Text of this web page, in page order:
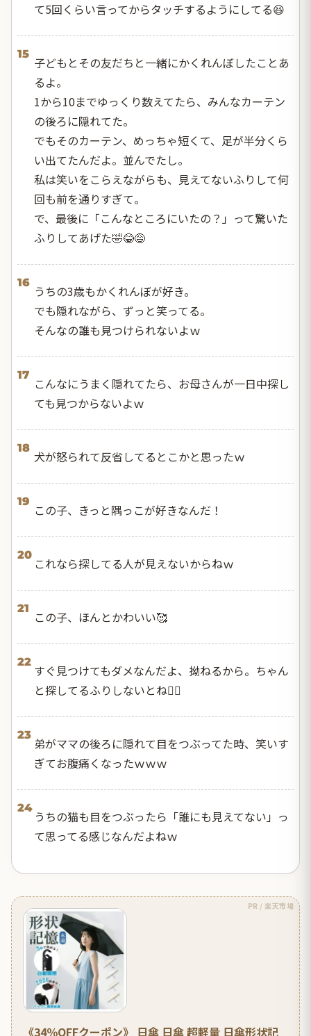
て5回くらい言ってからタッチするようにしてる😆
15
子どもとその友だちと一緒にかくれんぼしたことあ
るよ。
1から10までゆっくり数えてたら、みんなカーテン
の後ろに隠れてた。
でもそのカーテン、めっちゃ短くて、足が半分くら
い出てたんだよ。並んでたし。
私は笑いをこらえながらも、見えてないふりして何
回も前を通りすぎて。
で、最後に「こんなところにいたの？」って驚いた
ふりしてあげた🤣😂😅
16
うちの3歳もかくれんぼが好き。
でも隠れながら、ずっと笑ってる。
そんなの誰も見つけられないよｗ
17
こんなにうまく隠れてたら、お母さんが一日中探し
ても見つからないよｗ
18
犬が怒られて反省してるとこかと思ったｗ
19
この子、きっと隅っこが好きなんだ！
20
これなら探してる人が見えないからねｗ
21
この子、ほんとかわいい🥰
22
すぐ見つけてもダメなんだよ、拗ねるから。ちゃん
と探してるふりしないとね😮‍💨
23
弟がママの後ろに隠れて目をつぶってた時、笑いす
ぎてお腹痛くなったｗｗｗ
24
うちの猫も目をつぶったら「誰にも見えてない」っ
て思ってる感じなんだよねｗ
PR / 楽天市場
《34％OFFクーポン》 日傘 日傘 超軽量 日傘形状記